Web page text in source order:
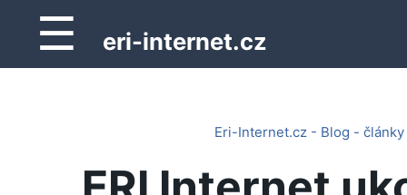
☰ eri-internet.cz
Eri-Internet.cz - Blog - články